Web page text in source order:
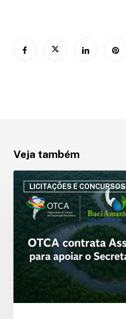
Veja também
LICITAÇÕES E CONCURSOS
OTCA
contrata
Assistente
Técnico
para
apoio
ao
Secretariado
Rede
Amazônica